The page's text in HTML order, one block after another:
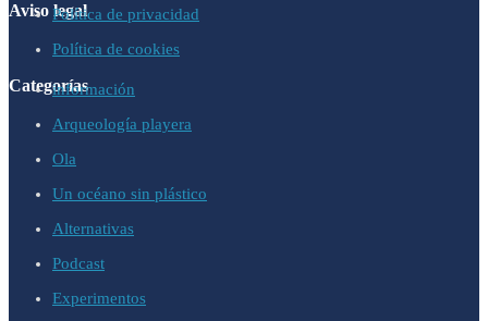
Aviso legalPolítica de privacidad
Política de cookies
Categoríasinformación
Arqueología playera
Ola
Un océano sin plástico
Alternativas
Podcast
Experimentos